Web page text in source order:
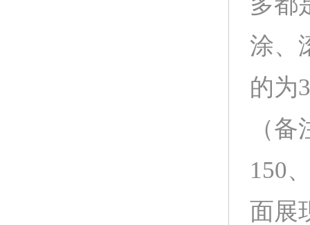
涂、
的为
（
150
面展